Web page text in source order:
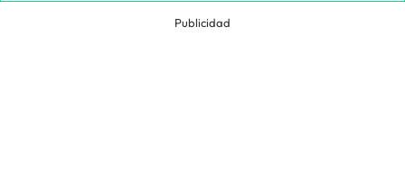
Publicidad